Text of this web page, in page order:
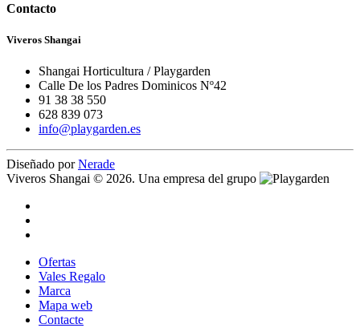
Contacto
Viveros Shangai
Shangai Horticultura / Playgarden
Calle De los Padres Dominicos Nº42
91 38 38 550
628 839 073
info@playgarden.es
Diseñado porNerade
Viveros Shangai © 2026. Una empresa del grupo
Ofertas
Vales Regalo
Marca
Mapa web
Contacte